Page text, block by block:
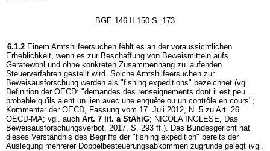
BGE 146 II 150 S. 173
6.1.2 Einem Amtshilfeersuchen fehlt es an der voraussichtlichen
Erheblichkeit, wenn es zur Beschaffung von Beweismitteln aufs
Geratewohl und ohne konkreten Zusammenhang zu laufenden
Steuerverfahren gestellt wird. Solche Amtshilfeersuchen zur
Beweisausforschung werden als "fishing expeditions" bezeichnet (vgl.
Definition der OECD: "demandes des renseignements dont il est peu
probable qu'ils aient un lien avec une enquête ou un contrôle en cours";
Kommentar der OECD, Fassung vom 17. Juli 2012, N. 5 zu Art. 26
OECD-MA; vgl. auch Art. 7 lit. a StAhiG; NICOLA INGLESE, Das
Beweisausforschungsverbot, 2017, S. 293 ff.). Das Bundesgericht hat
dieses Verständnis des Begriffs der "fishing expedition" bereits der
Auslegung mehrerer Doppelbesteuerungsabkommen zugrunde gelegt (vgl.